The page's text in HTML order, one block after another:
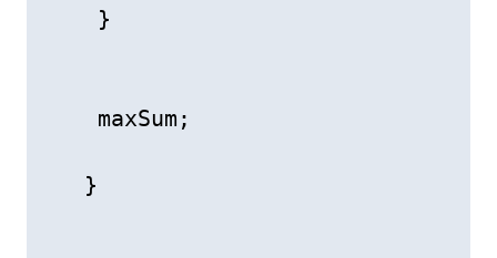
    }
    maxSum;
   }